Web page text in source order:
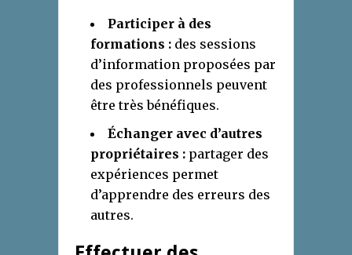
Participer à des
formations : des sessions
d’information proposées par
des professionnels peuvent
être très bénéfiques.
Échanger avec d’autres
propriétaires : partager des
expériences permet
d’apprendre des erreurs des
autres.